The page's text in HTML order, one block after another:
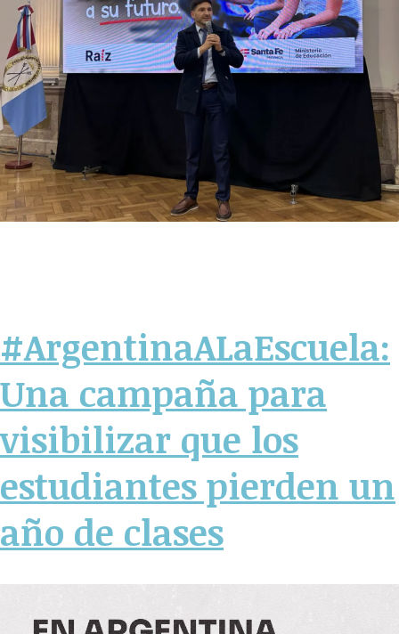
#ArgentinaALaEscuela:
Una campaña para
visibilizar que los
estudiantes pierden un
año de clases